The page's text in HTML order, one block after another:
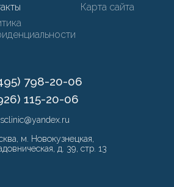
Карта сайта
798-20-06
115-20-06
м. Новокузнецкая,
д. 39, стр. 13